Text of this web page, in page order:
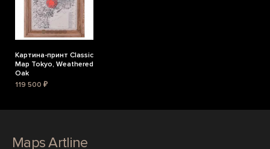
Картина-принт Classic
Map Tokyo, Weathered
Oak
119 500 ₽
Maps Artline